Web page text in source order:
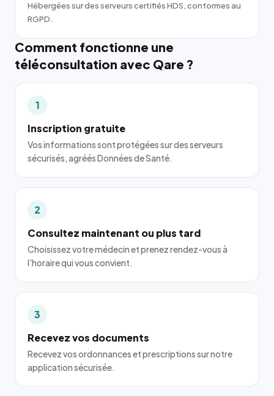
Hébergées sur des serveurs certifiés HDS, conformes au
RGPD.
Comment fonctionne une
téléconsultation avec Qare ?
1
Inscription gratuite
Vos informations sont protégées sur des serveurs
sécurisés, agréés Données de Santé.
2
Consultez maintenant ou plus tard
Choisissez votre médecin et prenez rendez-vous à
l'horaire qui vous convient.
3
Recevez vos documents
Recevez vos ordonnances et prescriptions sur notre
application sécurisée.